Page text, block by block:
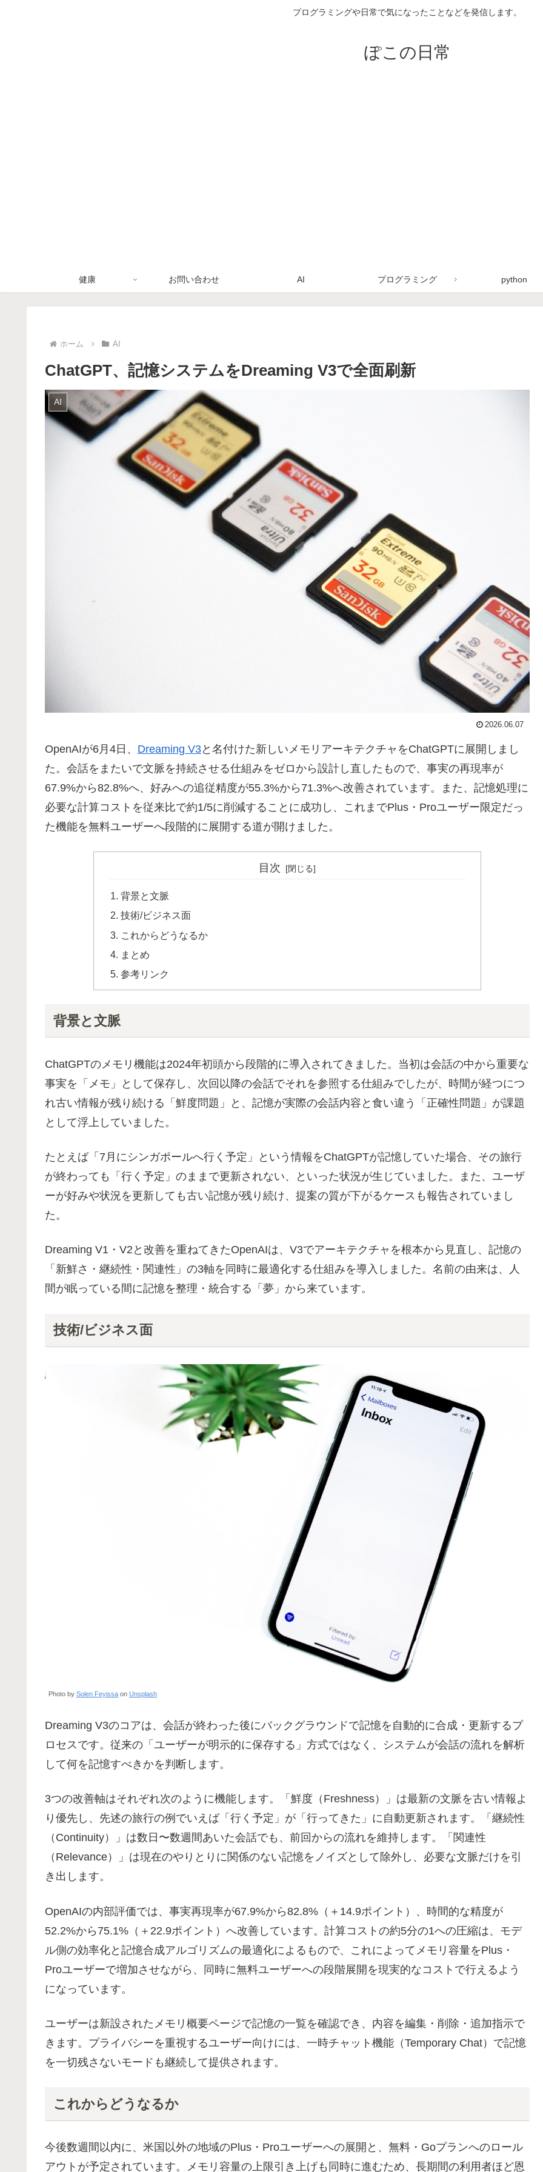
プログラミングや日常で気になったことなどを発信します。
ぽこの日常
健康 お問い合わせ AI プログラミング python
ホーム AI
ChatGPT、記憶システムをDreaming V3で全面刷新
AI
2026.06.07
OpenAIが6月4日、 Dreaming V3と名付けた新しいメモリアーキテクチャをChatGPTに展開しまし
た。会話をまたいで文脈を持続させる仕組みをゼロから設計し直したもので、事実の再現率が
67.9%から82.8%へ、好みへの追従精度が55.3%から71.3%へ改善されています。また、記憶処理に
必要な計算コストを従来比で約1/5に削減することに成功し、これまでPlus・Proユーザー限定だっ
た機能を無料ユーザーへ段階的に展開する道が開けました。
目次
背景と文脈
技術/ビジネス面
これからどうなるか
まとめ
参考リンク
背景と文脈
ChatGPTのメモリ機能は2024年初頭から段階的に導入されてきました。当初は会話の中から重要な
事実を「メモ」として保存し、次回以降の会話でそれを参照する仕組みでしたが、時間が経つにつ
れ古い情報が残り続ける「鮮度問題」と、記憶が実際の会話内容と食い違う「正確性問題」が課題
として浮上していました。
たとえば「7月にシンガポールへ行く予定」という情報をChatGPTが記憶していた場合、その旅行
が終わっても「行く予定」のままで更新されない、といった状況が生じていました。また、ユーザ
ーが好みや状況を更新しても古い記憶が残り続け、提案の質が下がるケースも報告されていまし
た。
Dreaming V1・V2と改善を重ねてきたOpenAIは、V3でアーキテクチャを根本から見直し、記憶の
「新鮮さ・継続性・関連性」の3軸を同時に最適化する仕組みを導入しました。名前の由来は、人
間が眠っている間に記憶を整理・統合する「夢」から来ています。
技術/ビジネス面
Photo by Solen Feyissa on Unsplash
Dreaming V3のコアは、会話が終わった後にバックグラウンドで記憶を自動的に合成・更新するプ
ロセスです。従来の「ユーザーが明示的に保存する」方式ではなく、システムが会話の流れを解析
して何を記憶すべきかを判断します。
3つの改善軸はそれぞれ次のように機能します。「鮮度（Freshness）」は最新の文脈を古い情報よ
り優先し、先述の旅行の例でいえば「行く予定」が「行ってきた」に自動更新されます。「継続性
（Continuity）」は数日〜数週間あいた会話でも、前回からの流れを維持します。「関連性
（Relevance）」は現在のやりとりに関係のない記憶をノイズとして除外し、必要な文脈だけを引
き出します。
OpenAIの内部評価では、事実再現率が67.9%から82.8%（＋14.9ポイント）、時間的な精度が
52.2%から75.1%（＋22.9ポイント）へ改善しています。計算コストの約5分の1への圧縮は、モデ
ル側の効率化と記憶合成アルゴリズムの最適化によるもので、これによってメモリ容量をPlus・
Proユーザーで増加させながら、同時に無料ユーザーへの段階展開を現実的なコストで行えるよう
になっています。
ユーザーは新設されたメモリ概要ページで記憶の一覧を確認でき、内容を編集・削除・追加指示で
きます。プライバシーを重視するユーザー向けには、一時チャット機能（Temporary Chat）で記憶
を一切残さないモードも継続して提供されます。
これからどうなるか
今後数週間以内に、米国以外の地域のPlus・Proユーザーへの展開と、無料・Goプランへのロール
アウトが予定されています。メモリ容量の上限引き上げも同時に進むため、長期間の利用者ほど恩